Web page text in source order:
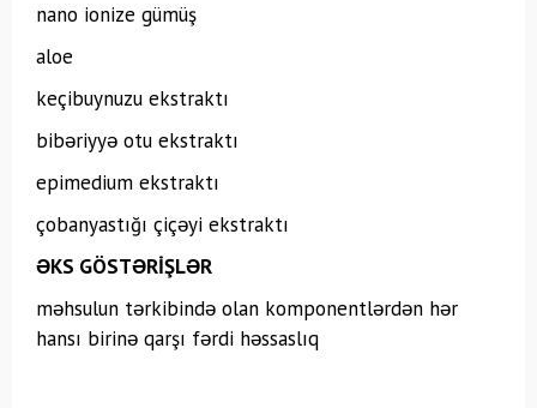
nano ionize gümüş
aloe
keçibuynuzu ekstraktı
bibəriyyə otu ekstraktı
epimedium ekstraktı
çobanyastığı çiçəyi ekstraktı
ƏKS GÖSTƏRİŞLƏR
məhsulun tərkibində olan komponentlərdən hər
hansı birinə qarşı fərdi həssaslıq